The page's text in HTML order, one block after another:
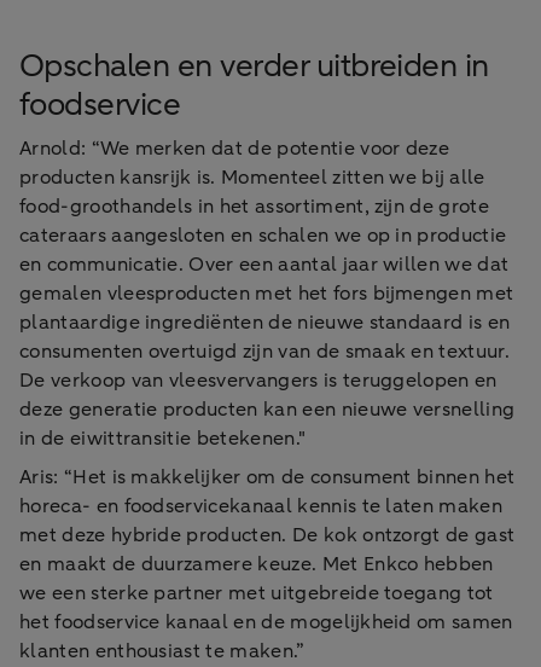
Opschalen en verder uitbreiden in
foodservice
Arnold: “We merken dat de potentie voor deze
producten kansrijk is. Momenteel zitten we bij alle
food-groothandels in het assortiment, zijn de grote
cateraars aangesloten en schalen we op in productie
en communicatie. Over een aantal jaar willen we dat
gemalen vleesproducten met het fors bijmengen met
plantaardige ingrediënten de nieuwe standaard is en
consumenten overtuigd zijn van de smaak en textuur.
De verkoop van vleesvervangers is teruggelopen en
deze generatie producten kan een nieuwe versnelling
in de eiwittransitie betekenen."
Aris: “Het is makkelijker om de consument binnen het
horeca- en foodservicekanaal kennis te laten maken
met deze hybride producten. De kok ontzorgt de gast
en maakt de duurzamere keuze. Met Enkco hebben
we een sterke partner met uitgebreide toegang tot
het foodservice kanaal en de mogelijkheid om samen
klanten enthousiast te maken.”